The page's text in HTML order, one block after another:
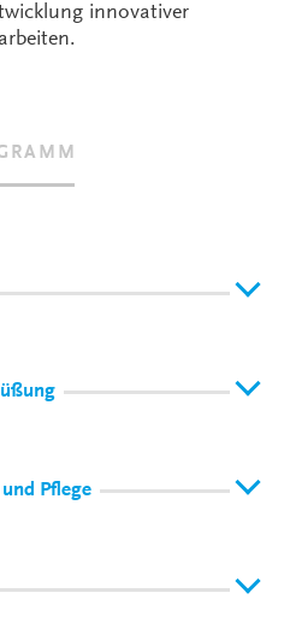
innovativer
Pflege